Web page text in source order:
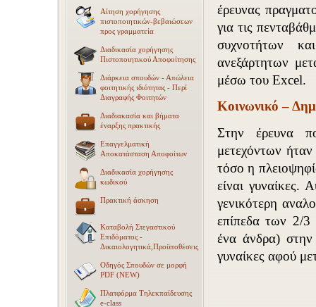
Αίτηση χορήγησης
πιστοποιητικών-βεβαιώσεων
προς γραμματεία
Διαδικασία χορήγησης
Πιστοποιητικού Αποφοίτησης
Διάρκεια σπουδών - Απώλεια
φοιτητικής ιδιότητας - Περί
Διαγραφής Φοιτητών
Διαδιακασία και βήματα
έναρξης πρακτικής
Επαγγελματική
Αποκατάσταση Αποφοίτων
Διαδικασία χορήγησης
κωδικού
Πρακτική άσκηση
Καταβολή Στεγαστικού
Επιδόματος -
Δικαιολογητικά,Προϋποθέσεις
Οδηγός Σπουδών σε μορφή
PDF (NEW)
Πλατφόρμα Τηλεκπαίδευσης
e-class
έρευνας
για τις
συχνοτήτων
ανεξάρτητων
μέσω του Excel.
Κοινωνικό –
Στην έρευνα
μετεχόντων
τόσο η
είναι γυναίκες.
γενικότερη
επίπεδα των 2/3
ένα άνδρα) στην
γυναίκες αφού